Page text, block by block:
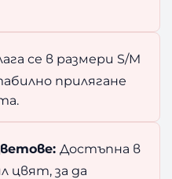
се в размери S/M
прилягане
Достъпна в
цвят, за да